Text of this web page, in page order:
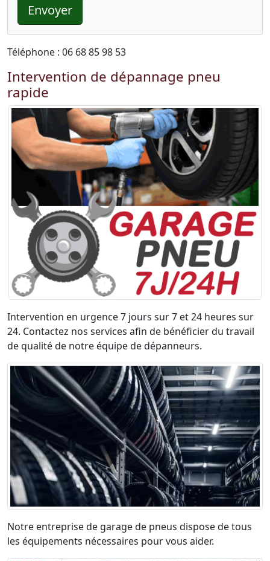
Envoyer
Téléphone : 06 68 85 98 53
Intervention de dépannage pneu
rapide
Intervention en urgence 7 jours sur 7 et 24 heures sur
24. Contactez nos services afin de bénéficier du travail
de qualité de notre équipe de dépanneurs.
Notre entreprise de garage de pneus dispose de tous
les équipements nécessaires pour vous aider.